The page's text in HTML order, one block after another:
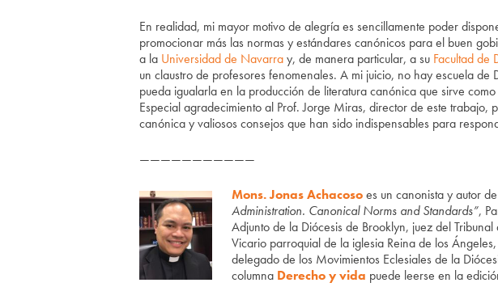
En realidad, mi mayor motivo de alegría es sencillamente poder
promocionar más las normas y estándares canónicos para el buen
a la Universidad de Navarray, de manera particular, a su Facultad de
un claustro de profesores fenomenales. A mi juicio, no hay escuela
pueda igualarla en la producción de literatura canónica que sirve
Especial agradecimiento al Prof. Jorge Miras, director de este trabajo,
canónica y valiosos consejos que han sido indispensables para
———————————
Mons. Jonas Achacosoes un canonista y autor de
Administration. Canonical Norms and Standards”,
Adjunto de la Diócesis de Brooklyn, juez del
Vicario parroquial de la iglesia Reina de los
delegado de los Movimientos Eclesiales de la
columna Derecho y vida puede leerse en la